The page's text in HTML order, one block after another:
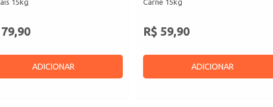
15kg
ADICIONAR
Carne 15kg
R$ 59,90
ADICIONAR